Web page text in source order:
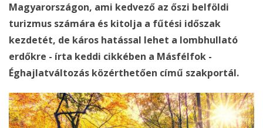
Magyarországon, ami kedvező az őszi belföldi
turizmus számára és kitolja a fűtési időszak
kezdetét, de káros hatással lehet a lombhullató
erdőkre - írta keddi cikkében a Másfélfok -
Éghajlatváltozás közérthetően című szakportál.